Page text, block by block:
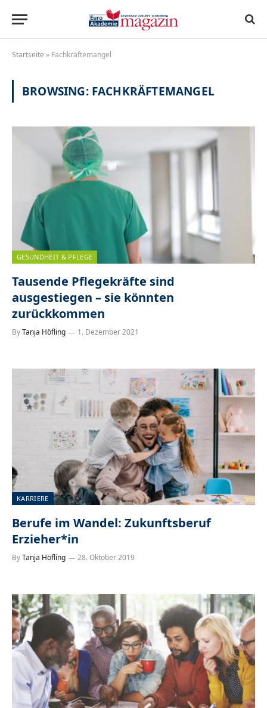
Startseite » Fachkräftemangel
BROWSING: FACHKRÄFTEMANGEL
GESUNDHEIT & PFLEGE
Tausende Pflegekräfte sind
ausgestiegen – sie könnten
zurückkommen
ByTanja Höfling 1. Dezember 2021
KARRIERE
Berufe im Wandel: Zukunftsberuf
Erzieher*in
ByTanja Höfling 28. Oktober 2019